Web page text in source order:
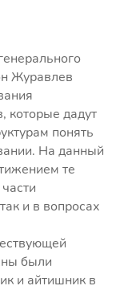
Журавлев
которые дадут
понять
На данный
те
и в вопросах
были
и айтишник в